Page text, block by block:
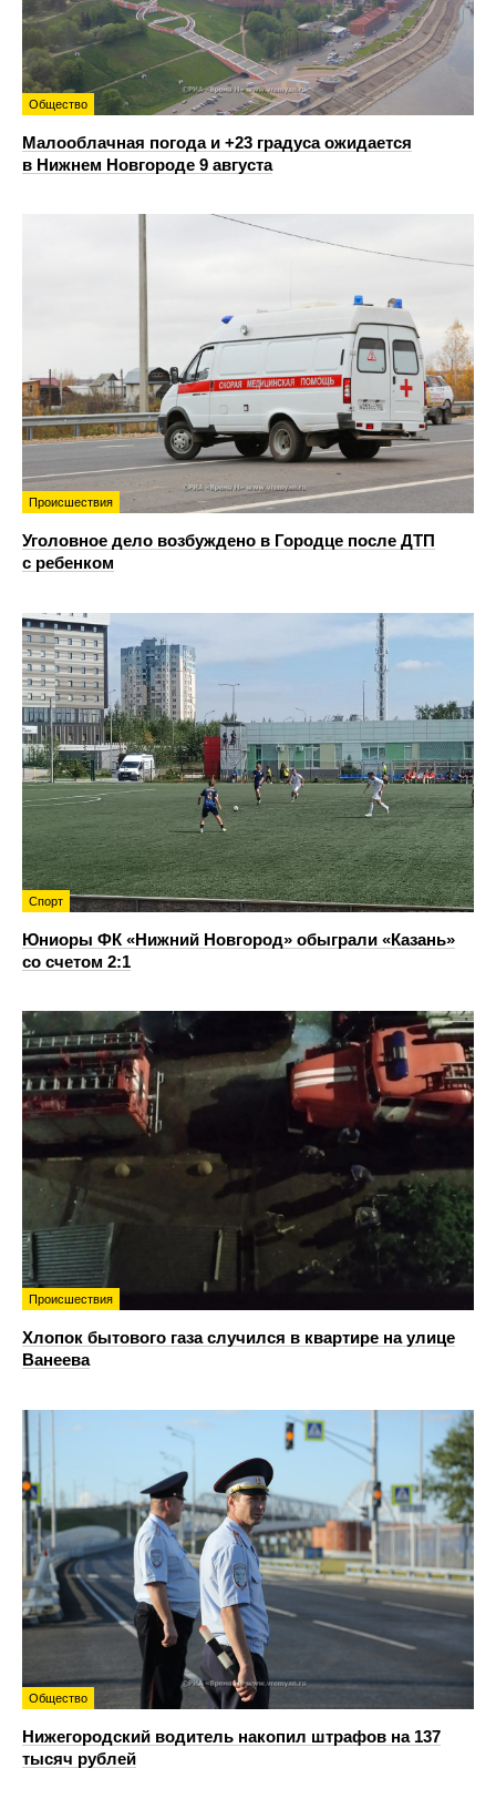
Общество
Малооблачная погода и +23 градуса ожидается
в Нижнем Новгороде 9 августа
Происшествия
Уголовное дело возбуждено в Городце после ДТП
с ребенком
Спорт
Юниоры ФК «Нижний Новгород» обыграли «Казань»
со счетом 2:1
Происшествия
Хлопок бытового газа случился в квартире на улице
Ванеева
Общество
Нижегородский водитель накопил штрафов на 137
тысяч рублей